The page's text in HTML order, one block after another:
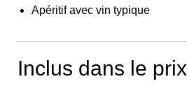
Apéritif avec vin typique
Inclus dans le